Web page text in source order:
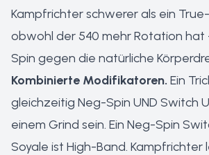
Kampfrichter schwerer als ein
obwohl der 540 mehr Rotation
Spin gegen die natürliche
Kombinierte Modifikatoren. Ein
gleichzeitig Neg-Spin UND Switch
einem Grind sein. Ein Neg-Spin
Soyale ist High-Band. Kampfrichter